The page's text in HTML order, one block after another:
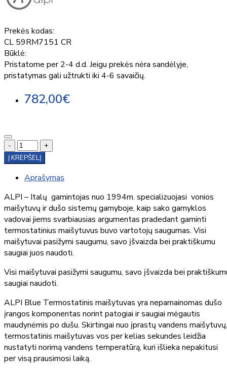
Prekės kodas:
CL 59RM7151 CR
Būklė:
Pristatome per 2-4 d.d. Jeigu prekės nėra sandėlyje,
pristatymas gali užtrukti iki 4-6 savaičių.
782,00€
-
+
Į KREPŠELĮ
Aprašymas
ALPI – Italų gamintojas nuo 1994m. specializuojasi vonios
maišytuvų ir dušo sistemų gamyboje, kaip sako gamyklos
vadovai jiems svarbiausias argumentas pradedant gaminti
termostatinius maišytuvus buvo vartotojų saugumas. Visi
maišytuvai pasižymi saugumu, savo įšvaizda bei praktiškumu
saugiai juos naudoti.
Visi maišytuvai pasižymi saugumu, savo įšvaizda bei
saugiai naudoti.
ALPI Blue Termostatinis maišytuvas yra nepamainomas dušo
įrangos komponentas norint patogiai ir saugiai mėgautis
maudynėmis po dušu. Skirtingai nuo įprastų vandens maišytuvų,
termostatinis maišytuvas vos per kelias sekundes leidžia
nustatyti norimą vandens temperatūrą, kuri išlieka nepakitusi
per visą prausimosi laiką.